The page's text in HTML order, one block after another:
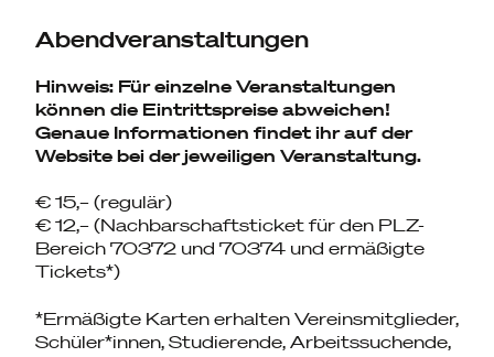
Abendveranstaltungen
Hinweis: Für einzelne Veranstaltungen
können die Eintrittspreise abweichen!
Genaue Informationen findet ihr auf der
Website bei der jeweiligen Veranstaltung.
€ 15,– (regulär)
€ 12,– (Nachbarschaftsticket für den PLZ-
Bereich 70372 und 70374 und ermäßigte
Tickets*)
*Ermäßigte Karten erhalten Vereinsmitglieder,
Schüler*innen, Studierende, Arbeitssuchende,